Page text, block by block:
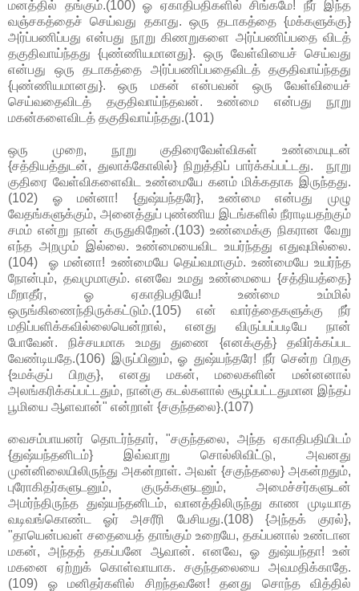
மனத்தில் தங்கும்.(100) ஓ ஏகாதிபதிகளில் சிங்கமே! நீர் இந்த
வஞ்சகத்தைச் செய்வது தகாது. ஒரு தடாகத்தை {மக்களுக்கு}
அர்ப்பணிப்பது என்பது நூறு கிணறுகளை அர்ப்பணிப்பதை விடத்
தகுதிவாய்ந்தது {புண்ணியமானது}. ஒரு வேள்வியைச் செய்வது
என்பது ஒரு தடாகத்தை அர்ப்பணிப்பதைவிடத் தகுதிவாய்ந்தது
{புண்ணியமானது}. ஒரு மகன் என்பவன் ஒரு வேள்வியைச்
செய்வதைவிடத் தகுதிவாய்ந்தவன். உண்மை என்பது நூறு
மகன்களைவிடத் தகுதிவாய்ந்தது.(101)
ஒரு முறை, நூறு குதிரைவேள்விகள் உண்மையுடன்
{சத்தியத்துடன், துலாக்கோலில்} நிறுத்திப் பார்க்கப்பட்டது. நூறு
குதிரை வேள்விகளைவிட உண்மையே கனம் மிக்கதாக இருந்தது.
(102) ஓ மன்னா! {துஷ்யந்தரே}, உண்மை என்பது முழு
வேதங்களுக்கும், அனைத்துப் புண்ணிய இடங்களில் நீராடியதற்கும்
சமம் என்று நான் கருதுகிறேன்.(103) உண்மைக்கு நிகரான வேறு
எந்த அறமும் இல்லை. உண்மையைவிட உயர்ந்தது எதுவுமில்லை.
(104) ஓ மன்னா! உண்மையே தெய்வமாகும். உண்மையே உயர்ந்த
நோன்பும், தவமுமாகும். எனவே உமது உண்மையை {சத்தியத்தை}
மீறாதீர், ஓ ஏகாதிபதியே! உண்மை உம்மில்
ஒருங்கிணைந்திருக்கட்டும்.(105) என் வார்த்தைகளுக்கு நீர்
மதிப்பளிக்கவில்லையென்றால், எனது விருப்பப்படியே நான்
போவேன். நிச்சயமாக உமது துணை {எனக்குத்} தவிர்க்கப்பட
வேண்டியதே.(106) இருப்பினும், ஓ துஷ்யந்தரே! நீர் சென்ற பிறகு
{உமக்குப் பிறகு}, எனது மகன், மலைகளின் மன்னனால்
அலங்கரிக்கப்பட்டதும், நான்கு கடல்களால் சூழப்பட்டதுமான இந்தப்
பூமியை ஆளவான்" என்றாள் {சகுந்தலை}.(107)
வைசம்பாயனர் தொடர்ந்தார், "சகுந்தலை, அந்த ஏகாதிபதியிடம்
{துஷ்யந்தனிடம்} இவ்வாறு சொல்லிவிட்டு, அவனது
முன்னிலையிலிருந்து அகன்றாள். அவள் {சகுந்தலை} அகன்றதும்,
புரோகிதர்களுடனும், குருக்களுடனும், அமைச்சர்களுடன்
அமர்ந்திருந்த துஷ்யந்தனிடம், வானத்திலிருந்து காண முடியாத
வடிவங்கொண்ட ஓர் அசரீரி பேசியது.(108) {அந்தக் குரல்},
"தாயென்பவள் சதையைத் தாங்கும் உறையே, தகப்பனால் உண்டான
மகன், அந்தத் தகப்பனே ஆவான். எனவே, ஓ துஷ்யந்தா! உன்
மகனை ஏற்றுக் கொள்வாயாக. சகுந்தலையை அவமதிக்காதே.
(109) ஓ மனிதர்களில் சிறந்தவனே! தனது சொந்த வித்தில்